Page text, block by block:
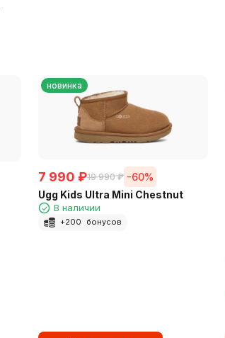
новинка
7 990 ₽19 990 ₽ -60%
Ugg Kids Ultra Mini Chestnut
В наличии
+200 бонусов